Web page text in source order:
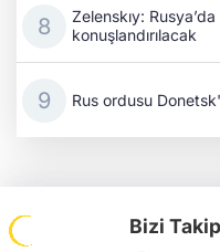
Zelenskıy:
konuşlandırılacak
Rus ordusu
Bizi